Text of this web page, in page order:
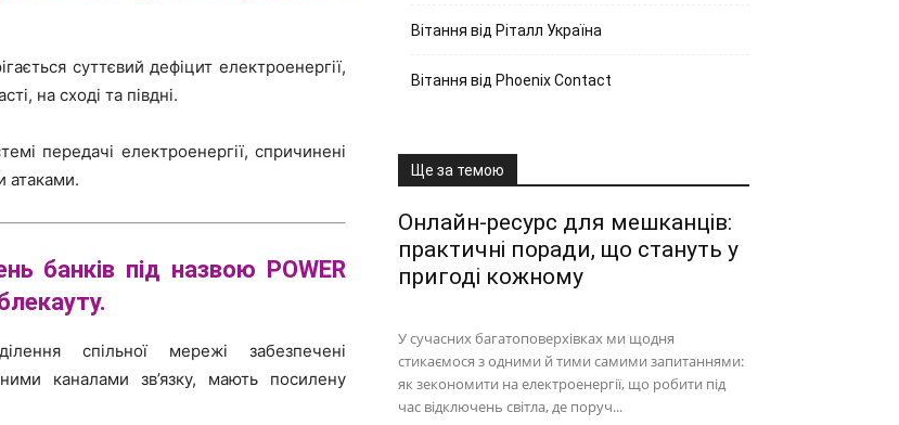
суттєвий дефіцит електроенергії,
на сході та півдні.
передачі електроенергії, спричинені
атаками.
банків під назвою POWER
спільної мережі забезпечені
каналами зв’язку, мають посилену
Вітання від Ріталл Україна
Вітання від Phoenix Contact
Ще за темою
Онлайн-ресурс для мешканців:
практичні поради, що стануть у
пригоді кожному
У сучасних багатоповерхівках ми щодня
стикаємося з одними й тими самими запитаннями:
як зекономити на електроенергії, що робити під
час відключень світла, де поруч...